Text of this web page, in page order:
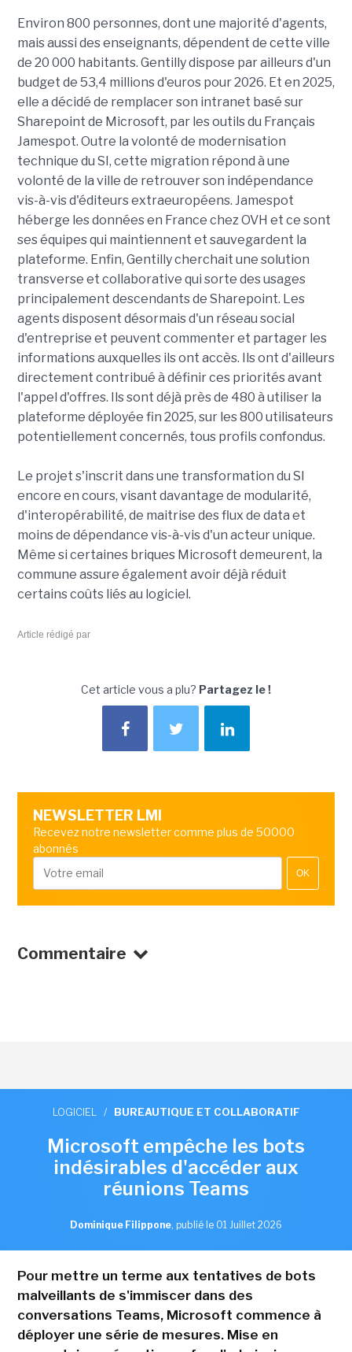
Environ 800 personnes, dont une majorité d'agents,
mais aussi des enseignants, dépendent de cette ville
de 20 000 habitants. Gentilly dispose par ailleurs d'un
budget de 53,4 millions d'euros pour 2026. Et en 2025,
elle a décidé de remplacer son intranet basé sur
Sharepoint de Microsoft, par les outils du Français
Jamespot. Outre la volonté de modernisation
technique du SI, cette migration répond à une
volonté de la ville de retrouver son indépendance
vis-à-vis d'éditeurs extraeuropéens. Jamespot
héberge les données en France chez OVH et ce sont
ses équipes qui maintiennent et sauvegardent la
plateforme. Enfin, Gentilly cherchait une solution
transverse et collaborative qui sorte des usages
principalement descendants de Sharepoint. Les
agents disposent désormais d'un réseau social
d'entreprise et peuvent commenter et partager les
informations auxquelles ils ont accès. Ils ont d'ailleurs
directement contribué à définir ces priorités avant
l'appel d'offres. Ils sont déjà près de 480 à utiliser la
plateforme déployée fin 2025, sur les 800 utilisateurs
potentiellement concernés, tous profils confondus.
Le projet s'inscrit dans une transformation du SI
encore en cours, visant davantage de modularité,
d'interopérabilité, de maitrise des flux de data et
moins de dépendance vis-à-vis d'un acteur unique.
Même si certaines briques Microsoft demeurent, la
commune assure également avoir déjà réduit
certains coûts liés au logiciel.
Article rédigé par
Cet article vous a plu? Partagez le !
NEWSLETTER LMI
Recevez notre newsletter comme plus de 50000
abonnés
OK
Commentaire
LOGICIEL / BUREAUTIQUE ET COLLABORATIF
Microsoft empêche les bots
indésirables d'accéder aux
réunions Teams
Dominique Filippone, publié le 01 Juillet 2026
Pour mettre un terme aux tentatives de bots
malveillants de s'immiscer dans des
conversations Teams, Microsoft commence à
déployer une série de mesures. Mise en